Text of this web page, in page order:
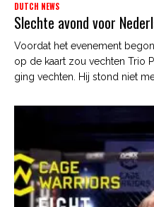
DUTCH NEWS
Slechte avond voor
Voordat het evenement
op de kaart zou vechten Trio
ging vechten. Hij stond niet